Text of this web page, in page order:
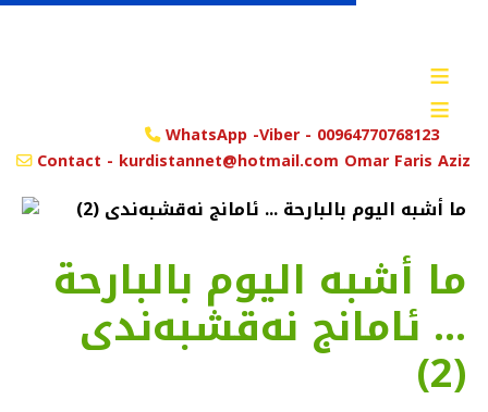
≡
≡
WhatsApp -Viber - 00964770768123
Contact - kurdistannet@hotmail.com Omar Faris Aziz
ما أشبه الیوم بالبارحة
... ئامانج نەقشبەندی
(2)